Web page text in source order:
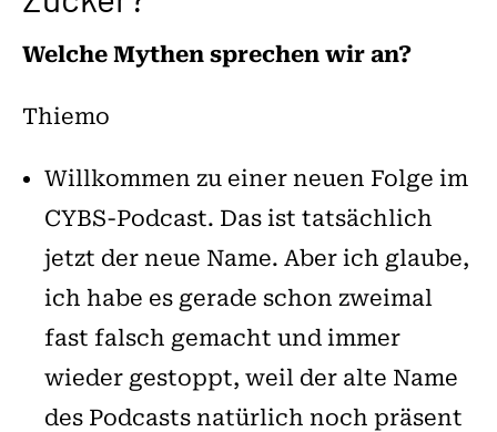
Welche Mythen sprechen wir an?
Thiemo
Willkommen zu einer neuen Folge im
CYBS-Podcast. Das ist tatsächlich
jetzt der neue Name. Aber ich glaube,
ich habe es gerade schon zweimal
fast falsch gemacht und immer
wieder gestoppt, weil der alte Name
des Podcasts natürlich noch präsent